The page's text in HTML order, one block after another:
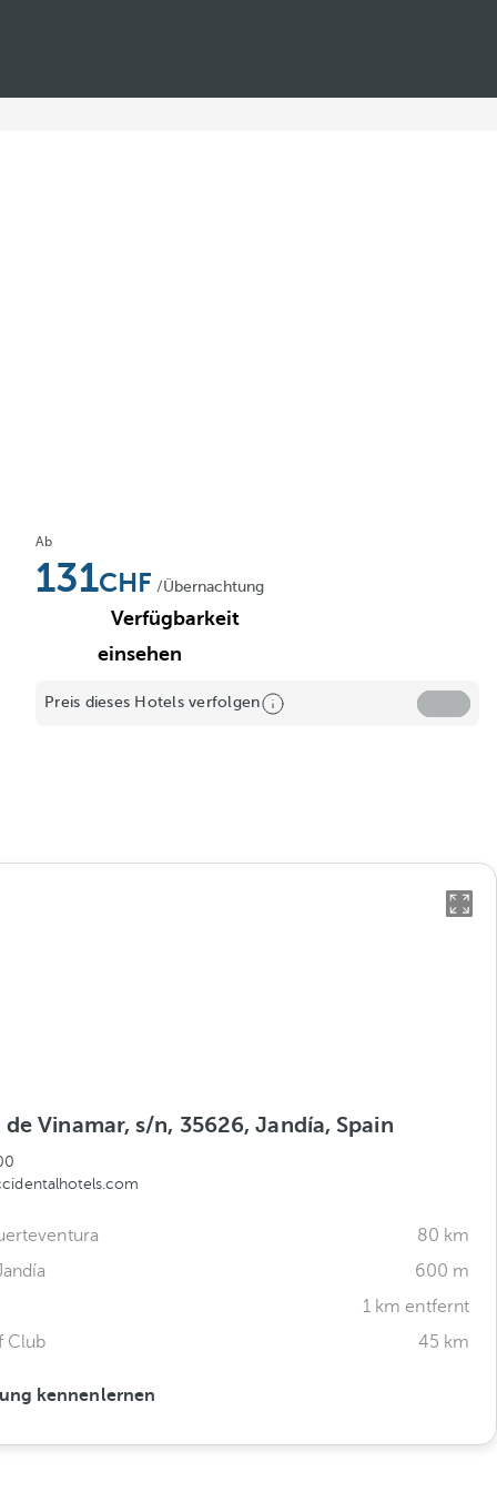
Ab
131 /Übernachtung
Verfügbarkeit
einsehen
Preis dieses Hotels verfolgen
Vinamar, s/n, 35626, Jandía, Spain
80 km
600 m
1 km entfernt
Club
45 km
kennenlernen